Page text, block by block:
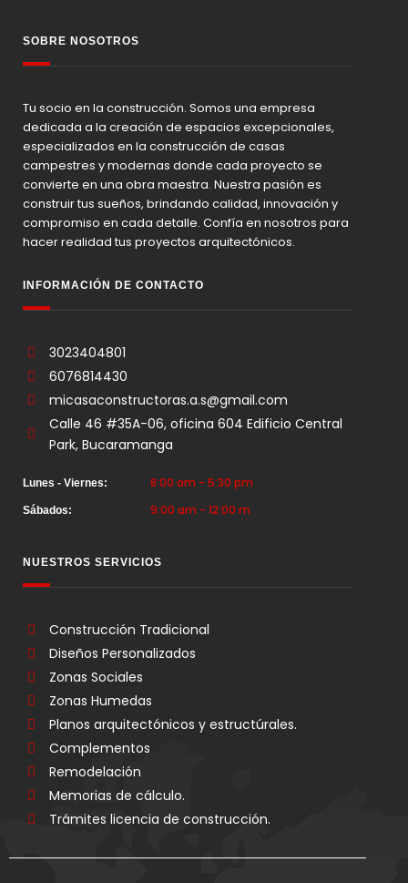
SOBRE NOSOTROS
Tu socio en la construcción. Somos una empresa
dedicada a la creación de espacios excepcionales,
especializados en la construcción de casas
campestres y modernas donde cada proyecto se
convierte en una obra maestra. Nuestra pasión es
construir tus sueños, brindando calidad, innovación y
compromiso en cada detalle. Confía en nosotros para
hacer realidad tus proyectos arquitectónicos.
INFORMACIÓN DE CONTACTO
3023404801
6076814430
micasaconstructoras.a.s@gmail.com
Calle 46 #35A-06, oficina 604 Edificio Central
Park, Bucaramanga
Lunes - Viernes: 8:00 am - 5:30 pm
Sábados: 9:00 am - 12:00 m
NUESTROS SERVICIOS
Construcción Tradicional
Diseños Personalizados
Zonas Sociales
Zonas Humedas
Planos arquitectónicos y estructúrales.
Complementos
Remodelación
Memorias de cálculo.
Trámites licencia de construcción.